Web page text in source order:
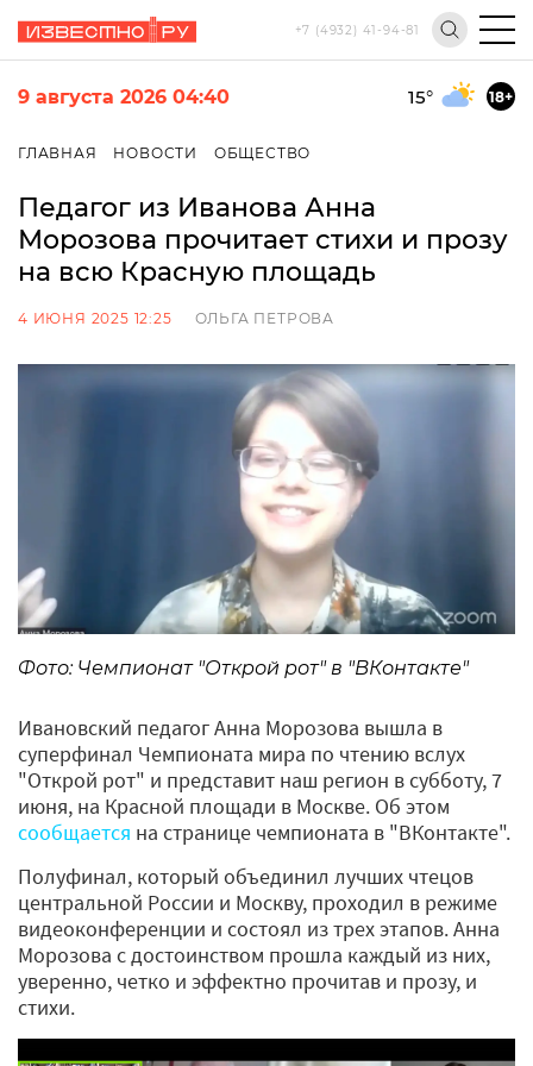
+7 (4932) 41-94-81
9 августа 2026 04:40 15° 18+
ГЛАВНАЯ НОВОСТИ ОБЩЕСТВО
Педагог из Иванова Анна
Морозова прочитает стихи и прозу
на всю Красную площадь
4 ИЮНЯ 2025 12:25 ОЛЬГА ПЕТРОВА
Фото: Чемпионат "Открой рот" в "ВКонтакте"
Ивановский педагог Анна Морозова вышла в
суперфинал Чемпионата мира по чтению вслух
"Открой рот" и представит наш регион в субботу, 7
июня, на Красной площади в Москве. Об этом
сообщается на странице чемпионата в "ВКонтакте".
Полуфинал, который объединил лучших чтецов
центральной России и Москву, проходил в режиме
видеоконференции и состоял из трех этапов. Анна
Морозова с достоинством прошла каждый из них,
уверенно, четко и эффектно прочитав и прозу, и
стихи.